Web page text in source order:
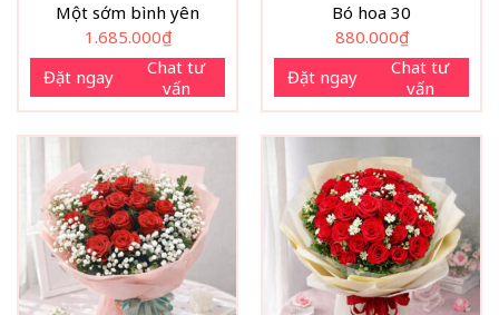
Một sớm bình yên
1.685.000₫
Đặt ngay
Chat tư
vấn
Bó hoa 30
880.000₫
Đặt ngay
Chat tư
vấn